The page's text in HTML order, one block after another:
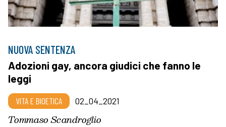
NUOVA SENTENZA
Adozioni gay, ancora giudici che fanno le
leggi
VITA E BIOETICA 02_04_2021
Tommaso Scandroglio